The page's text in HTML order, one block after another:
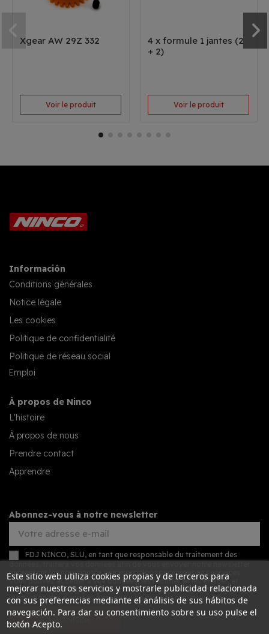
Xgear AW 29Z 332
Voir le produit
4 x formule 1 jantes (2
+ 2)
Voir le produit
Información
Conditions générales
Notice légale
Les cookies
Politique de confidentialité
Politique de réseau social
Emploi
À propos de Ninco
L'histoire
À propos de nous
Prendre contact
Apprendre
Abonnez-vous à notre newsletter
FDJ NINCO, SLU, en tant que responsable du traitement des
présentant les nouveautés commerciales concernant nos services.
Vous pouvez accéder à vos données, les rectifier et les effacer, et
exercer d'autres droits en consultant les informations détaillées sur la
protection des données dans notre politique de confidentialité.
S’ABONNER
Este sitio web utiliza cookies propias y de terceros para
mejorar nuestros servicios y mostrarle publicidad relacionada
con sus preferencias mediante el análisis de sus hábitos de
navegación. Para dar su consentimiento sobre su uso pulse el
botón Acepto.